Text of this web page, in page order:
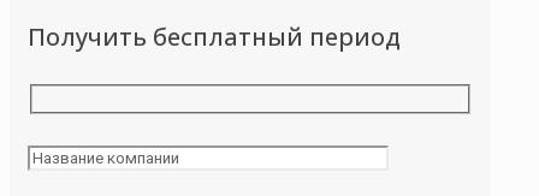
Получить бесплатный период